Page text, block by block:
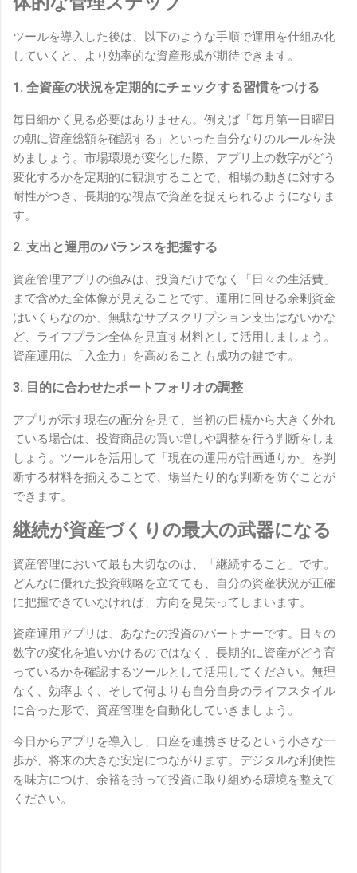
ツールを導入した後は、以下のような手順で運用を仕組み化
していくと、より効率的な資産形成が期待できます。
1. 全資産の状況を定期的にチェックする習慣をつける
毎日細かく見る必要はありません。例えば「毎月第一日曜日
の朝に資産総額を確認する」といった自分なりのルールを決
めましょう。市場環境が変化した際、アプリ上の数字がどう
変化するかを定期的に観測することで、相場の動きに対する
耐性がつき、長期的な視点で資産を捉えられるようになりま
す。
2. 支出と運用のバランスを把握する
資産管理アプリの強みは、投資だけでなく「日々の生活費」
まで含めた全体像が見えることです。運用に回せる余剰資金
はいくらなのか、無駄なサブスクリプション支出はないかな
ど、ライフプラン全体を見直す材料として活用しましょう。
資産運用は「入金力」を高めることも成功の鍵です。
3. 目的に合わせたポートフォリオの調整
アプリが示す現在の配分を見て、当初の目標から大きく外れ
ている場合は、投資商品の買い増しや調整を行う判断をしま
しょう。ツールを活用して「現在の運用が計画通りか」を判
断する材料を揃えることで、場当たり的な判断を防ぐことが
できます。
継続が資産づくりの最大の武器になる
資産管理において最も大切なのは、「継続すること」です。
どんなに優れた投資戦略を立てても、自分の資産状況が正確
に把握できていなければ、方向を見失ってしまいます。
資産運用アプリは、あなたの投資のパートナーです。日々の
数字の変化を追いかけるのではなく、長期的に資産がどう育
っているかを確認するツールとして活用してください。無理
なく、効率よく、そして何よりも自分自身のライフスタイル
に合った形で、資産管理を自動化していきましょう。
今日からアプリを導入し、口座を連携させるという小さな一
歩が、将来の大きな安定につながります。デジタルな利便性
を味方につけ、余裕を持って投資に取り組める環境を整えて
ください。